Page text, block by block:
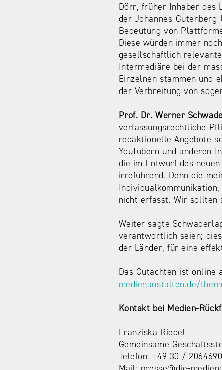
Dörr, früher Inhaber des
der Johannes-
Bedeutung von
Diese würden immer
gesellschaftlich
Intermediäre bei der
Einzelnen stammen und
der Verbreitung von
Prof. Dr. Werner
verfassungsrechtliche
redaktionelle Angebote
YouTubern und anderen
die im Entwurf des
irreführend. Denn die
nicht erfasst. Wir sollten
Weiter sagte
verantwortlich seien;
der Länder, für eine
Das Gutachten ist online
medienanstalten.de/
Kontakt bei Medien-
Franziska Riedel
Gemeinsame
Telefon: +49 30 /